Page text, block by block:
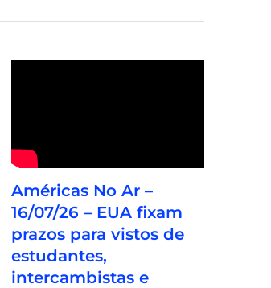
Américas No Ar –
16/07/26 – EUA fixam
prazos para vistos de
estudantes,
intercambistas e